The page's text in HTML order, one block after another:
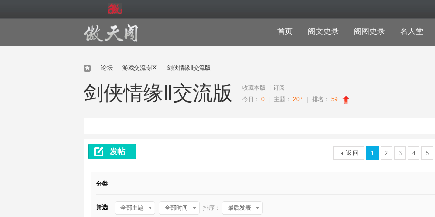
首页 阁文史录 阁图史录 名人堂
论坛 游戏交流专区 剑侠情缘Ⅱ交流版
剑侠情缘Ⅱ交流版 收藏本版
订阅
今日： 0 主题： 207 排名： 59
1 2 3 4 5
返 回
发帖
分类
筛选 全部主题 全部时间 排序： 最后发表